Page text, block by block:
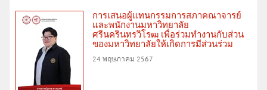
การเสนอผู้แทนกรรมการสภาคณาจารย์
และพนักงานมหาวิทยาลัย
ศรีนครินทรวิโรฒ เพื่อร่วมทำงานกับส่วน
ของมหาวิทยาลัยให้เกิดการมีส่วนร่วม
24 พฤษภาคม 2567